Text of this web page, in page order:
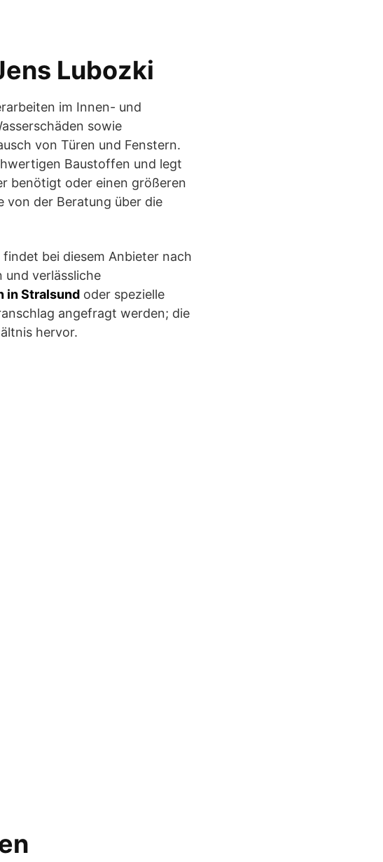
Lubozki
im Innen- und
sowie
von Türen und Fenstern.
Baustoffen und legt
benötigt oder einen größeren
von der Beratung über die
bei diesem Anbieter nach
und verlässliche
in Stralsund oder spezielle
angefragt werden; die
hervor.